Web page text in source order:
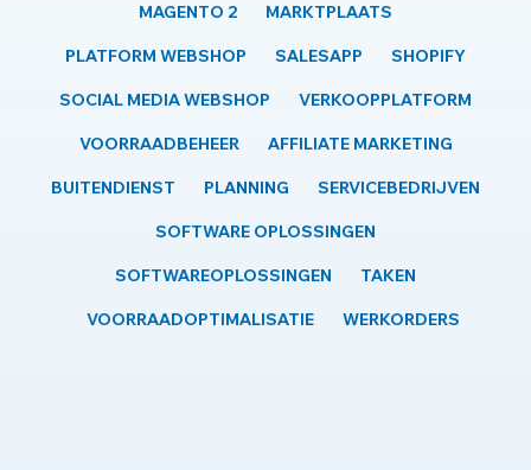
MAGENTO 2 MARKTPLAATS
PLATFORM WEBSHOP SALESAPP SHOPIFY
SOCIAL MEDIA WEBSHOP VERKOOPPLATFORM
VOORRAADBEHEER AFFILIATE MARKETING
BUITENDIENST PLANNING SERVICEBEDRIJVEN
SOFTWARE OPLOSSINGEN
SOFTWAREOPLOSSINGEN TAKEN
VOORRAADOPTIMALISATIE WERKORDERS